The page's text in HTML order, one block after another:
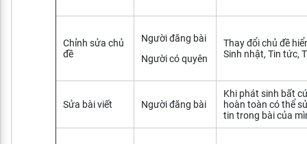
Chỉnh sửa chủ
đề
Người đăng bài
Người có quyên
Thay đổi chủ đề
Sinh nhật, Tin tức,
Sửa bài viết Người đăng bài
Khi phát sinh bất
hoàn toàn có thể
tin trong bài của